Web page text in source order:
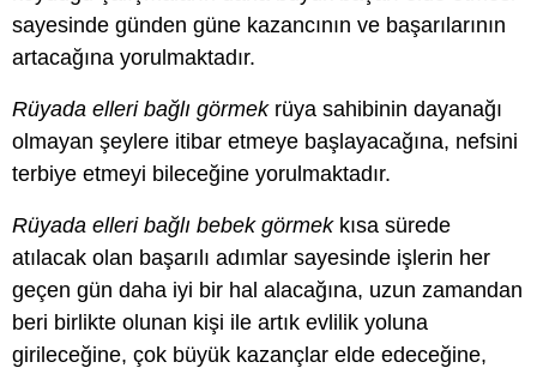
sayesinde günden güne kazancının ve başarılarının
artacağına yorulmaktadır.
Rüyada elleri bağlı görmekrüya sahibinin dayanağı
olmayan şeylere itibar etmeye başlayacağına, nefsini
terbiye etmeyi bileceğine yorulmaktadır.
Rüyada elleri bağlı bebek görmekkısa sürede
atılacak olan başarılı adımlar sayesinde işlerin her
geçen gün daha iyi bir hal alacağına, uzun zamandan
beri birlikte olunan kişi ile artık evlilik yoluna
girileceğine, çok büyük kazançlar elde edeceğine,